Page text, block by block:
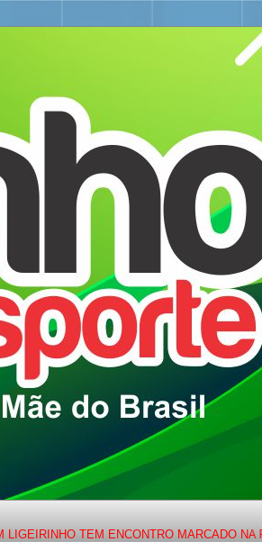
TEM ENCONTRO MARCADO NA